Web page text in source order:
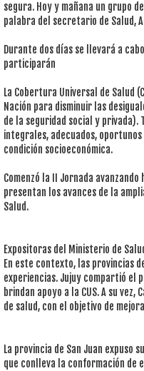
segura. Hoy y mañana un grupo
palabra del secretario de Salud,
Durante dos días se llevará a
participarán
La Cobertura Universal de Salud
Nación para disminuir las
de la seguridad social y
integrales, adecuados,
condición socioeconómica.
Comenzó la II Jornada
presentan los avances de la
Salud.
Expositoras del Ministerio de
En este contexto, las provincias
experiencias. Jujuy compartió el
brindan apoyo a la CUS. A su
de salud, con el objetivo de
La provincia de San Juan
que conlleva la conformación de